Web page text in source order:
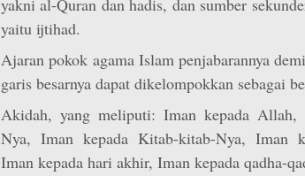
yaitu ijtihad.
Ajaran pokok agama Islam penjabarannya
garis besarnya dapat dikelompokkan sebagai
Akidah, yang meliputi: Iman kepada Allah,
Nya, Iman kepada Kitab-kitab-Nya, Iman
Iman kepada hari akhir, Iman kepada qadha-